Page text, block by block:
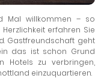
Mal willkommen – so
erfahren Sie
Gastfreundschaft geht
das ist schon Grund
Hotels zu verbringen,
einzuquartieren.